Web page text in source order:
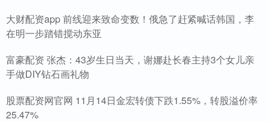
大财配资app 前线迎来致命变数！俄急了赶紧喊话韩国，李
在明一步踏错搅动东亚
富豪配资 张杰：43岁生日当天，谢娜赴长春主持3个女儿亲
手做DIY钻石画礼物
股票配资网官网 11月14日金宏转债下跌1.55%，转股溢价率
25.47%